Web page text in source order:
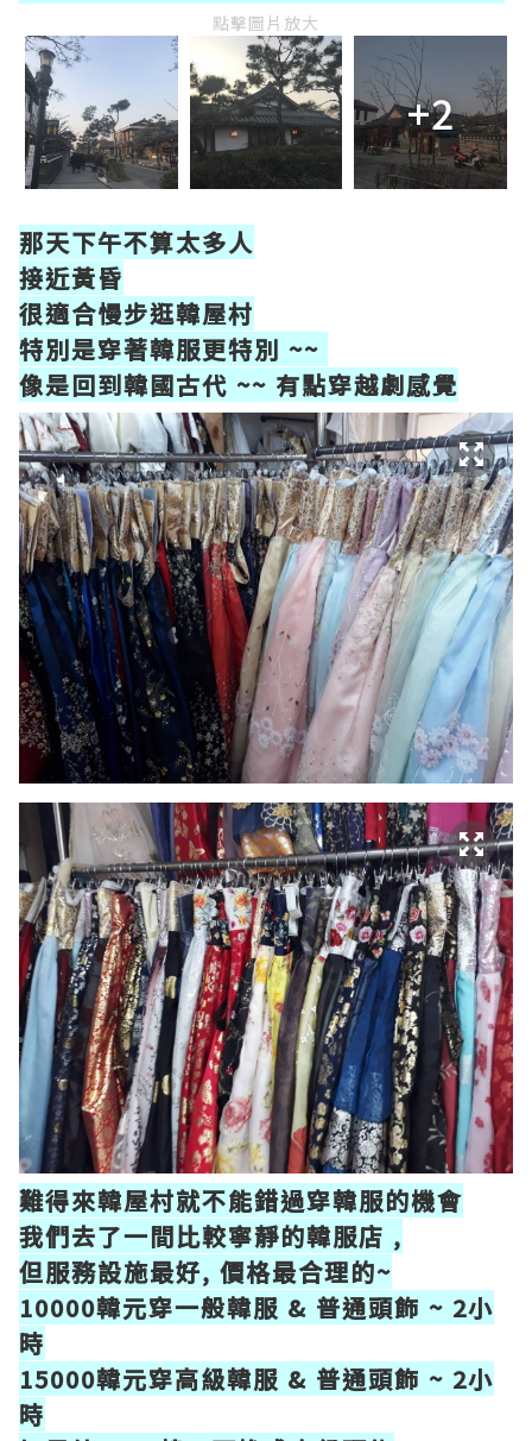
點擊圖片放大
+2
那天下午不算太多人
接近黃昏
很適合慢步逛韓屋村
特別是穿著韓服更特別 ~~
像是回到韓國古代 ~~ 有點穿越劇感覺
難得來韓屋村就不能錯過穿韓服的機會
我們去了一間比較寧靜的韓服店 ,
但服務設施最好, 價格最合理的~
10000韓元穿一般韓服 & 普通頭飾 ~ 2小
時
15000韓元穿高級韓服 & 普通頭飾 ~ 2小
時